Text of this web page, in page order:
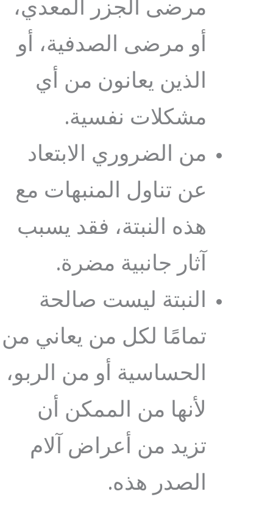
مرضى الجزر المعدي،
أو مرضى الصدفية، أو
الذين يعانون من أي
مشكلات نفسية.
من الضروري الابتعاد
عن تناول المنبهات مع
هذه النبتة، فقد يسبب
آثار جانبية مضرة.
النبتة ليست صالحة
تمامًا لكل من يعاني من
الحساسية أو من الربو،
لأنها من الممكن أن
تزيد من أعراض آلام
الصدر هذه.